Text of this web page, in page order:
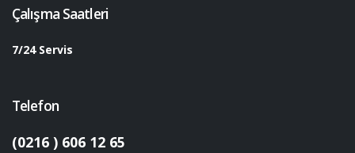
Çalışma Saatleri
7/24 Servis
Telefon
(0216 ) 606 12 65